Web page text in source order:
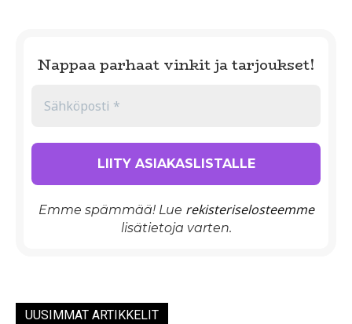
Nappaa parhaat vinkit ja tarjoukset!
Emme spämmää! Lue rekisteriselosteemme
lisätietoja varten.
UUSIMMAT ARTIKKELIT